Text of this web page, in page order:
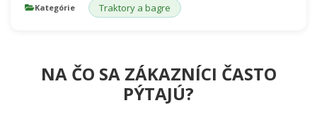
Kategórie Traktory a bagre
NA ČO SA ZÁKAZNÍCI ČASTO
PÝTAJÚ?